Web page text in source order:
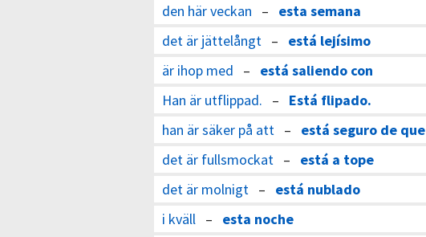
den här veckan – esta semana
det är jättelångt – está lejísimo
är ihop med – está saliendo con
Han är utflippad. – Está flipado.
han är säker på att – está seguro de que
det är fullsmockat – está a tope
det är molnigt – está nublado
i kväll – esta noche